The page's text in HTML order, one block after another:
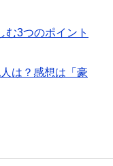
む3つのポイント
は？感想は「豪